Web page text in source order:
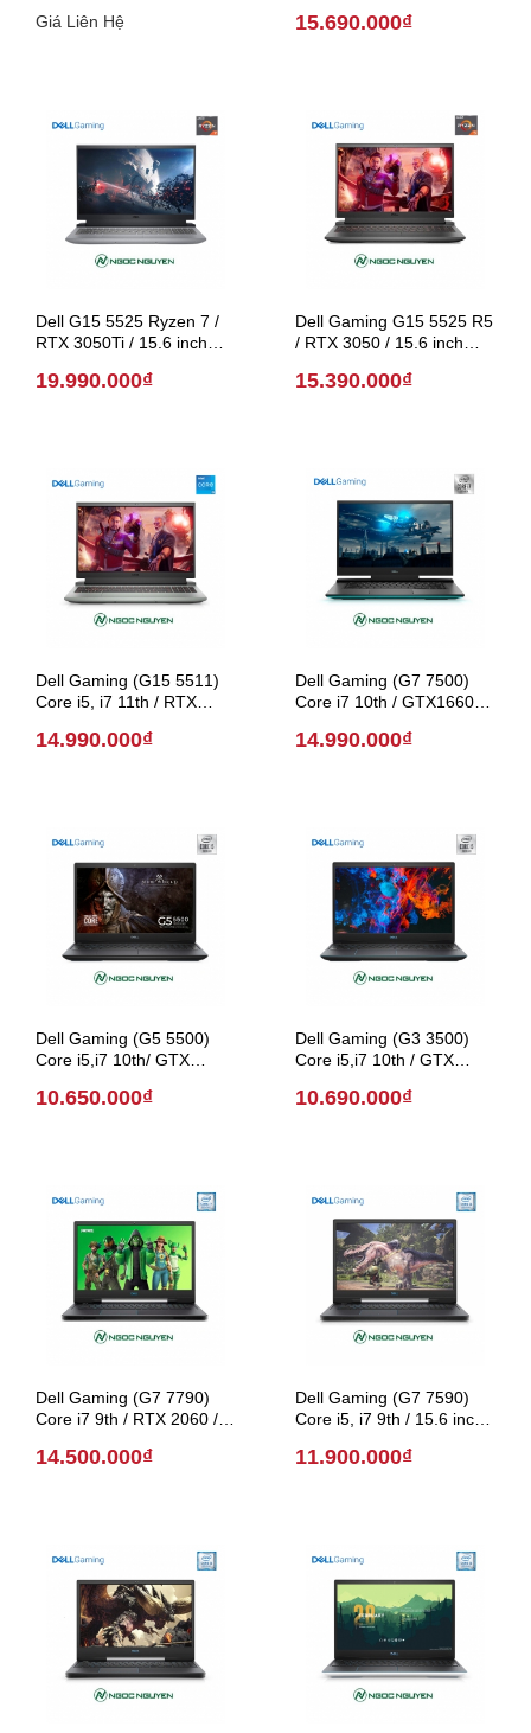
Giá Liên Hệ
15.690.000₫
Dell G15 5525 Ryzen 7 /
RTX 3050Ti / 15.6 inch
19.990.000₫
Dell Gaming G15 5525 R5
/ RTX 3050 / 15.6 inch
15.390.000₫
Dell Gaming (G15 5511)
Core i5, i7 11th / RTX
2021)
14.990.000₫
Dell Gaming (G7 7500)
Core i7 10th / GTX1660Ti
14.990.000₫
Dell Gaming (G5 5500)
Core i5,i7 10th/ GTX
2020)
10.650.000₫
Dell Gaming (G3 3500)
Core i5,i7 10th / GTX
2020)
10.690.000₫
Dell Gaming (G7 7790)
Core i7 9th / RTX 2060 /
14.500.000₫
Dell Gaming (G7 7590)
Core i5, i7 9th / 15.6 inch
11.900.000₫